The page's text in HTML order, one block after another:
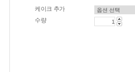
케이크 추가
수량